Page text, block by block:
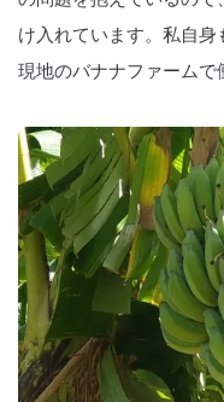
け入れています。私自身
現地のバナナファームで